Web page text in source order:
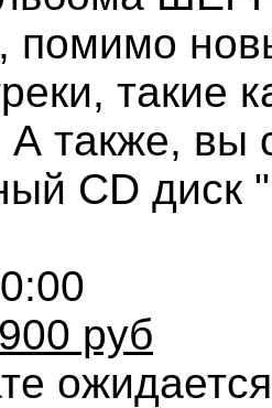
помимо
такие
также, вы
CD
руб